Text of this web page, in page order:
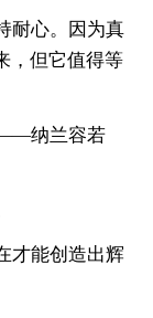
耐心。因为真
，但它值得等
——纳兰容若
才能创造出辉